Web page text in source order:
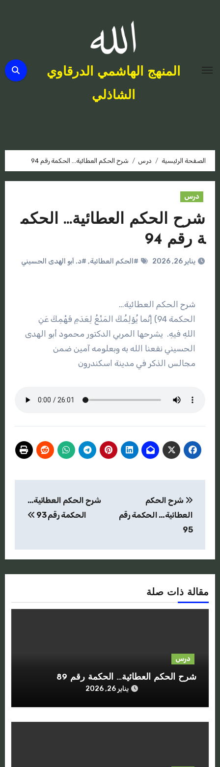
المنهج الهاشمي الدرقاوي
الشاذلي
الصفحة الرئيسية درس شرح الحكم العطائية… الحكمة رقم 94
درس
شرح الحكم العطائية… الحكم
ة رقم 94
يناير 26, 2026 #الحكم العطائية, #د. أبو الهدى الحسيني
شرح الحكم العطائية…
الحكمة 94) إنَّما يُؤلِمُكَ المَنْعُ لِعَدَمِ فَهْمِكَ عَنِ
اللهِ فيهِ. يشرحها المربي الدكتور محمود أبو الهدى
الحسيني نفعنا الله به وبعلومه آمين ضمن
مجالس الذكر في مدينة اسكندرون
المقالات
شرح الحكم
العطائية… الحكمة رقم
95
شرح الحكم العطائية…
الحكمة رقم 93
مقالة ذات صلة
درس
شرح الحكم العطائية… الحكمة رقم 89
يناير 26, 2026